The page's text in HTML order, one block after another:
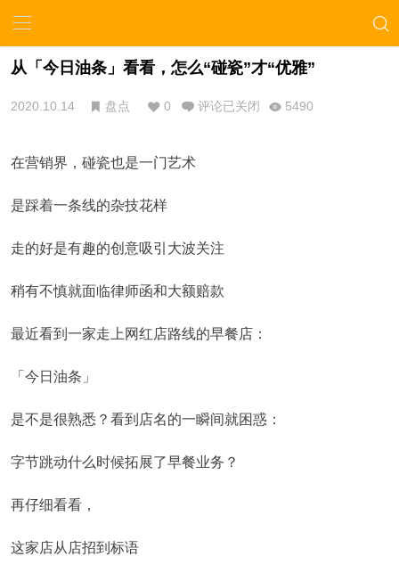
从「今日油条」看看，怎么“碰瓷”才“优雅”
2020.10.14 盘点 0 评论已关闭 5490
在营销界，碰瓷也是一门艺术
是踩着一条线的杂技花样
走的好是有趣的创意吸引大波关注
稍有不慎就面临律师函和大额赔款
最近看到一家走上网红店路线的早餐店：
「今日油条」
是不是很熟悉？看到店名的一瞬间就困惑：
字节跳动什么时候拓展了早餐业务？
再仔细看看，
这家店从店招到标语